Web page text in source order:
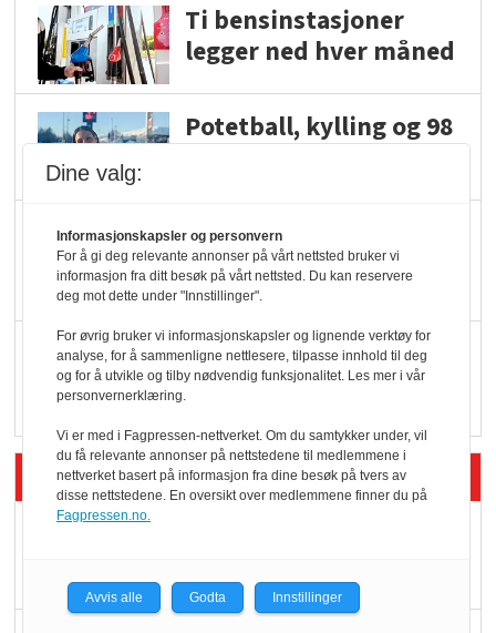
Ti bensinstasjoner
legger ned hver måned
Potetball, kylling og 98
KBS-bransjen i
endring: Stadig større
serveringstilbud
Vokser med ferdigmat
i dagligvare
Siste artikler - Butikk i praksis
Dine valg:
Informasjonskapsler og personvern
For å gi deg relevante annonser på vårt nettsted bruker vi
informasjon fra ditt besøk på vårt nettsted. Du kan reservere
deg mot dette under "Innstillinger".
For øvrig bruker vi informasjonskapsler og lignende verktøy for
analyse, for å sammenligne nettlesere, tilpasse innhold til deg
og for å utvikle og tilby nødvendig funksjonalitet. Les mer i vår
personvernerklæring.
Vi er med i Fagpressen-nettverket. Om du samtykker under, vil
du få relevante annonser på nettstedene til medlemmene i
nettverket basert på informasjon fra dine besøk på tvers av
disse nettstedene. En oversikt over medlemmene finner du på
Fagpressen.no.
Avvis alle Godta Innstillinger